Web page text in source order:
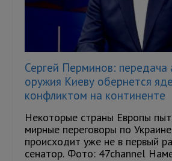
Сергей Перминов: передача
оружия Киеву обернется
конфликтом на континенте
Некоторые страны Европы
мирные переговоры по
происходит уже не в первый
сенатор. Фото: 47channel